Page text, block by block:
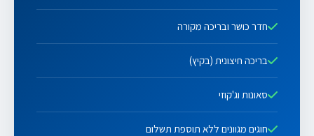
חדר כושר ובריכה מקורה
בריכה חיצונית (בקיץ)
סאונות וג'קוזי
חוגים מגוונים ללא תוספת תשלום